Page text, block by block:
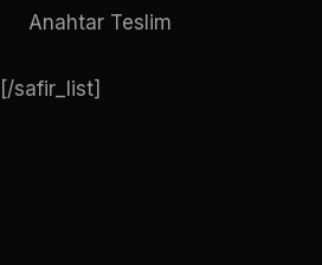
Anahtar Teslim
[/safir_list]